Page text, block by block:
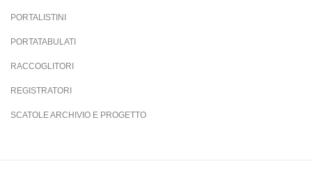
PORTALISTINI
PORTATABULATI
RACCOGLITORI
REGISTRATORI
SCATOLE ARCHIVIO E PROGETTO